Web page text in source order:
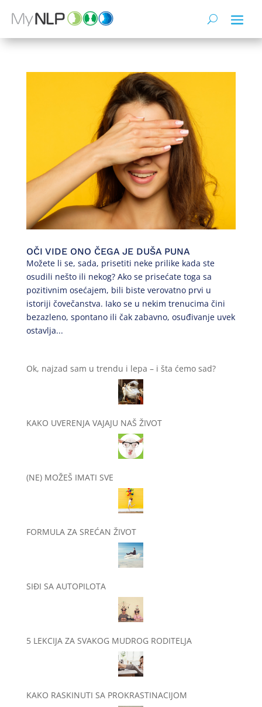
OČI VIDE ONO ČEGA JE DUŠA PUNA
Možete li se, sada, prisetiti neke prilike kada ste
osudili nešto ili nekog? Ako se prisećate toga sa
pozitivnim osećajem, bili biste verovatno prvi u
istoriji čovečanstva. Iako se u nekim trenucima čini
bezazleno, spontano ili čak zabavno, osuđivanje uvek
ostavlja...
Ok, najzad sam u trendu i lepa – i šta ćemo sad?
KAKO UVERENJA VAJAJU NAŠ ŽIVOT
(NE) MOŽEŠ IMATI SVE
FORMULA ZA SREĆAN ŽIVOT
SIĐI SA AUTOPILOTA
5 LEKCIJA ZA SVAKOG MUDROG RODITELJA
KAKO RASKINUTI SA PROKRASTINACIJOM